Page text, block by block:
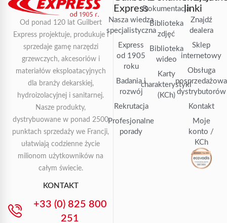
Od ponad 120 lat Guilbert
Express projektuje, produkuje i
sprzedaje gamę narzędzi
grzewczych, akcesoriów i
materiałów eksploatacyjnych
dla branży dekarskiej,
hydroizolacyjnej i sanitarnej.
Nasze produkty,
dystrybuowane w ponad 2500
punktach sprzedaży we Francji,
ułatwiają codzienne życie
milionom użytkowników na
całym świecie.
KONTAKT
+33 (0) 825 800
251
Express
Nasza wiedza
specjalistyczna
Express
od 1905
roku
Badania i
rozwój
Rekrutacja
Profesjonalne
porady
Dokumentacja
Biblioteka
zdjęć
Biblioteka
wideo
Karty
charakterystyki
(KCh)
linki
Znajdź
dealera
Sklep
internetowy
Obsługa
posprzedażowa
dystrybutorów
Kontakt
Moje
konto /
KCh